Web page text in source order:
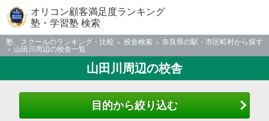
オリコン顧客満足度ランキング
塾・学習塾 検索
塾、スクールのランキング・比較 校舎検索
奈良県の駅・市区町村から探す
山田川周辺の校舎一覧
山田川周辺の校舎
目的から絞り込む